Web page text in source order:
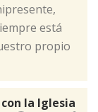
está
propio
la Iglesia